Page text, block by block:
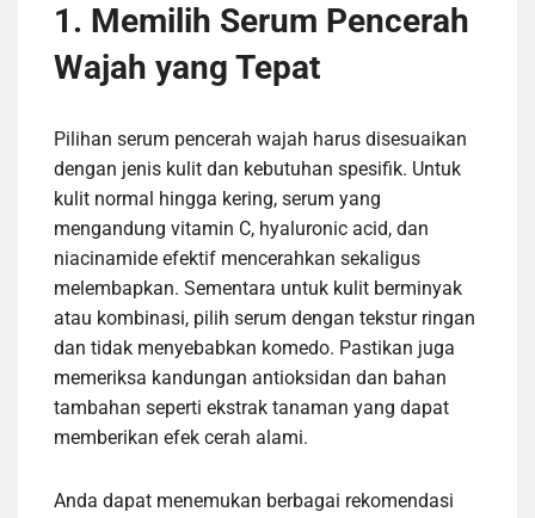
1. Memilih Serum Pencerah
Wajah yang Tepat
Pilihan serum pencerah wajah harus disesuaikan
dengan jenis kulit dan kebutuhan spesifik. Untuk
kulit normal hingga kering, serum yang
mengandung vitamin C, hyaluronic acid, dan
niacinamide efektif mencerahkan sekaligus
melembapkan. Sementara untuk kulit berminyak
atau kombinasi, pilih serum dengan tekstur ringan
dan tidak menyebabkan komedo. Pastikan juga
memeriksa kandungan antioksidan dan bahan
tambahan seperti ekstrak tanaman yang dapat
memberikan efek cerah alami.
Anda dapat menemukan berbagai rekomendasi